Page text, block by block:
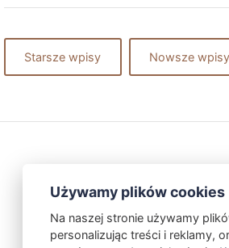
Starsze wpisy Nowsze wpisy
Używamy plików cookies
Na naszej stronie używamy
personalizując treści i reklamy,